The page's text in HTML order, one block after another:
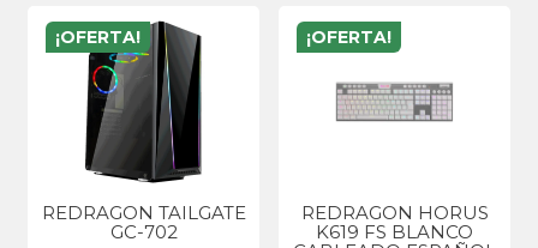
¡OFERTA!
REDRAGON TAILGATE
GC-702
¡OFERTA!
REDRAGON HORUS
K619 FS BLANCO